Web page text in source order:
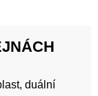
duální